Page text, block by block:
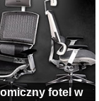
fotel w